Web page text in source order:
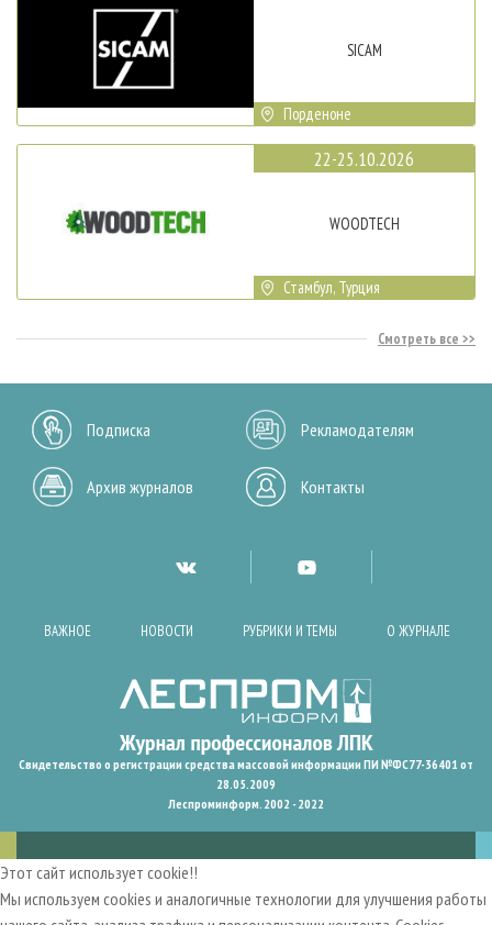
SICAM
Порденоне
22-25.10.2026
WOODTECH
Стамбул, Турция
Смотреть все
Подписка Рекламодателям
Архив журналов Контакты
ВАЖНОЕ НОВОСТИ РУБРИКИ И ТЕМЫ О ЖУРНАЛЕ
Свидетельство о регистрации средства массовой информации ПИ №ФС77-36401 от
28.05.2009
Леспроминформ. 2002 - 2022
Этот сайт использует cookie!!
Мы используем cookies и аналогичные технологии для улучшения работы